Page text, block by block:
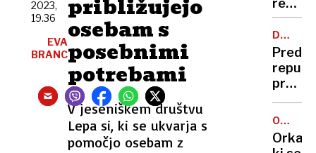
približujejo
osebam s
posebnimi
potrebami
V jeseniškem društvu
Lepa si, ki se ukvarja s
pomočjo osebam z
2023,
19.36
EVA
BRANC
več
o
vzroku
iz
"Božič
smo
snegu,
SLUŽBE
služb:
vas
VRSTA
Orka,